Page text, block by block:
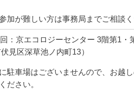
加が難しい方は事務局までご相談く
：京エコロジーセンター 3階第1・
見区深草池ノ内町13）
駐車場はございませんので、お越
ださい。